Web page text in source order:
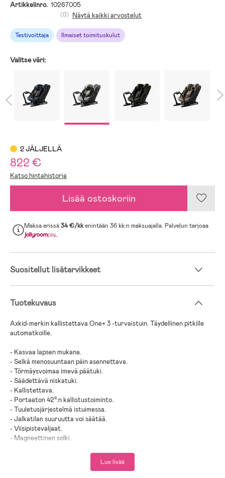
Artikkelinro. 10267005
Testivoittaja Ilmaiset toimituskulut
(0) Näytä kaikki arvostelut
Valitse väri:
2 JÄLJELLÄ
822 €
Katso hintahistoria
Lisää ostoskoriin
Maksa erissä34 €/kkenintään 36 kk:n maksuajalla. Palvelun tarjoaa
.
Suositellut lisätarvikkeet
Tuotekuvaus
Axkid-merkin kallistettava One+ 3 -turvaistuin. Täydellinen pitkille
automatkoille.
- Kasvaa lapsen mukana.
- Selkä menosuuntaan päin asennettava.
- Törmäysvoimaa imevä päätuki.
- Säädettävä niskatuki.
- Kallistettava.
- Portaaton 42°:n kallistustoiminto.
- Tuuletusjärjestelmä istuimessa.
- Jalkatilan suuruutta voi säätää.
- Viisipistevaljaat.
- Magneettinen solki.
Lue lisää